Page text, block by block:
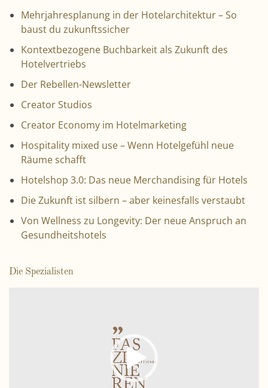
Mehrjahresplanung in der Hotelarchitektur – So
baust du zukunftssicher
Kontextbezogene Buchbarkeit als Zukunft des
Hotelvertriebs
Der Rebellen-Newsletter
Creator Studios
Creator Economy im Hotelmarketing
Hospitality mixed use – Wenn Hotelgefühl neue
Räume schafft
Hotelshop 3.0: Das neue Merchandising für Hotels
Die Zukunft ist silbern – aber keinesfalls verstaubt
Von Wellness zu Longevity: Der neue Anspruch an
Gesundheitshotels
Die Spezialisten